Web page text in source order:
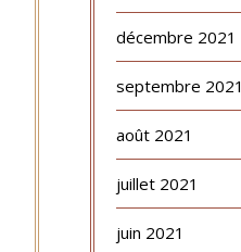
décembre 2021
septembre 2021
août 2021
juillet 2021
juin 2021